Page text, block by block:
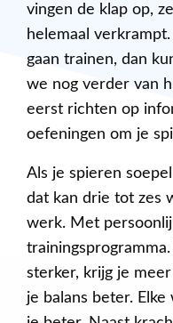
vingen de klap op,
helemaal
gaan trainen, dan
we nog verder van
eerst richten op
oefeningen om je
Als je spieren
dat kan drie tot zes
werk. Met
sterker, krijg je
je balans beter.